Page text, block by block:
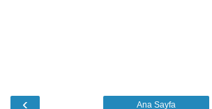
‹ Ana Sayfa